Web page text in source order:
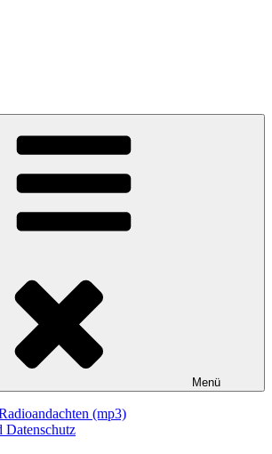
Menü
(mp3)
Datenschutz